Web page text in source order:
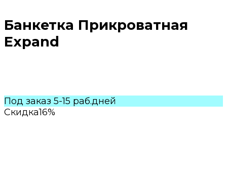
Банкетка Прикроватная
Expand
Под заказ 5-15 раб.дней
Скидка16%